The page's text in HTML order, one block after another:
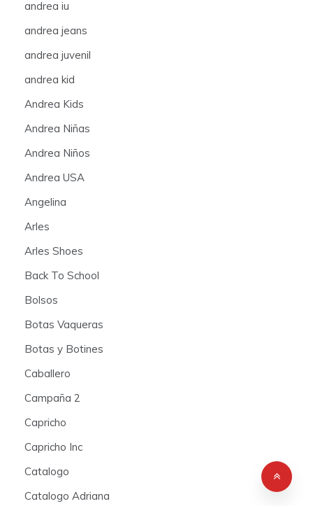
andrea iu
andrea jeans
andrea juvenil
andrea kid
Andrea Kids
Andrea Niñas
Andrea Niños
Andrea USA
Angelina
Arles
Arles Shoes
Back To School
Bolsos
Botas Vaqueras
Botas y Botines
Caballero
Campaña 2
Capricho
Capricho Inc
Catalogo
Catalogo Adriana